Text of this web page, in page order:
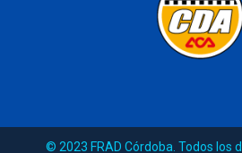
© 2023 FRAD Córdoba. Todos los